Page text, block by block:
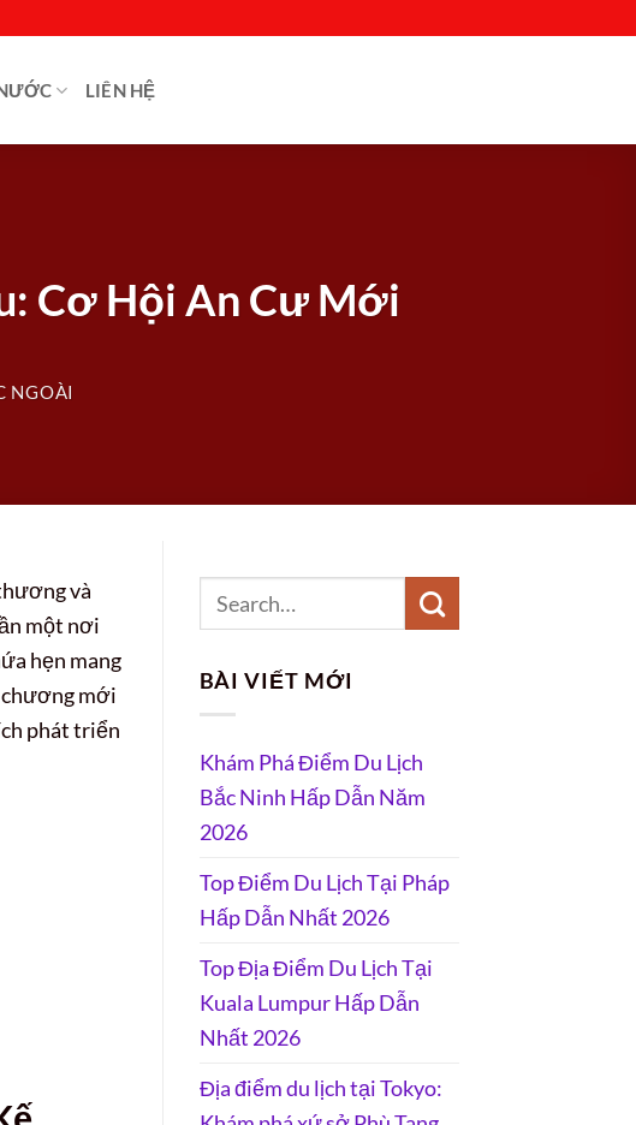
LIÊN HỆ
Cơ Hội An Cư Mới
NGOÀI
và
một nơi
hẹn mang
chương mới
phát triển
BÀI VIẾT MỚI
Khám Phá Điểm Du Lịch
Bắc Ninh Hấp Dẫn Năm
2026
Top Điểm Du Lịch Tại Pháp
Hấp Dẫn Nhất 2026
Top Địa Điểm Du Lịch Tại
Kuala Lumpur Hấp Dẫn
Nhất 2026
Địa điểm du lịch tại Tokyo: